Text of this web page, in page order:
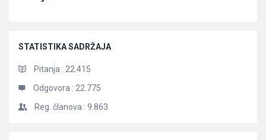
STATISTIKA SADRŽAJA
Pitanja : 22.415
Odgovora : 22.775
Reg. članova : 9.863